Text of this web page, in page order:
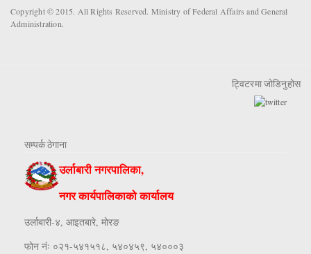
Copyright © 2015. All Rights Reserved. Ministry of Federal Affairs and General
Administration.
ट्विटरमा जोडिनुहोस
सम्पर्क ठेगाना
उर्लाबारी नगरपालिका,
नगर कार्यपालिकाको कार्यालय
उर्लाबारी-४, आइतबारे, माेरङ
फाेन नंः ०२१-५४१५१८, ५४०४५९, ५४०००३